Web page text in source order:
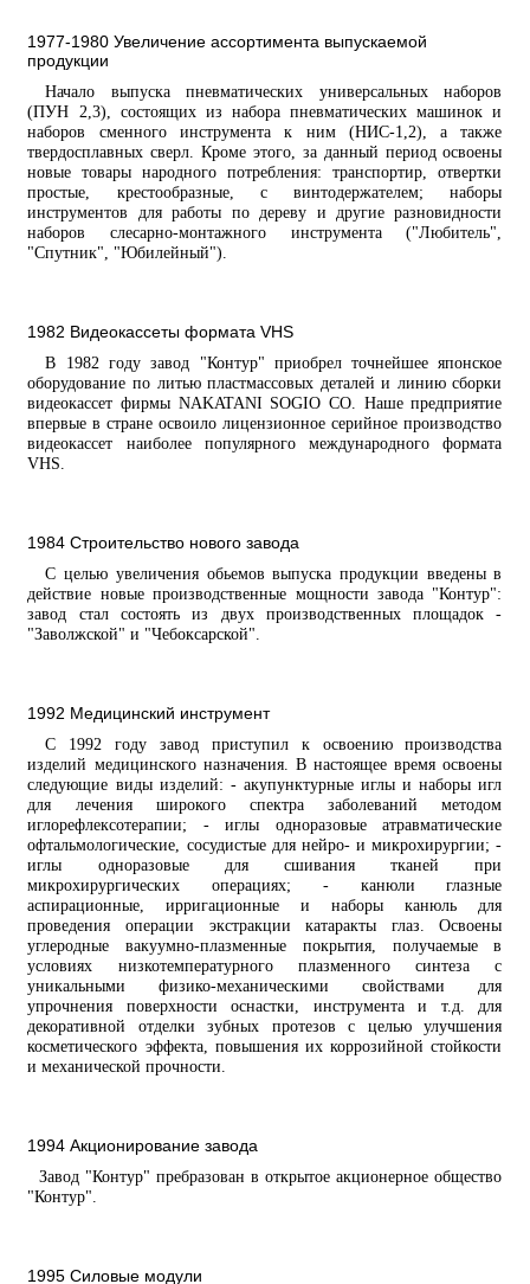
1977-1980 Увеличение ассортимента выпускаемой
продукции
Начало выпуска пневматических универсальных наборов
(ПУН 2,3), состоящих из набора пневматических машинок и
наборов сменного инструмента к ним (НИС-1,2), а также
твердосплавных сверл. Кроме этого, за данный период освоены
новые товары народного потребления: транспортир, отвертки
простые, крестообразные, с винтодержателем; наборы
инструментов для работы по дереву и другие разновидности
наборов слесарно-монтажного инструмента ("Любитель",
"Спутник", "Юбилейный").
1982 Видеокассеты формата VHS
В 1982 году завод "Контур" приобрел точнейшее японское
оборудование по литью пластмассовых деталей и линию сборки
видеокассет фирмы NAKATANI SOGIO CO. Наше предприятие
впервые в стране освоило лицензионное серийное производство
видеокассет наиболее популярного международного формата
VHS.
1984 Строительство нового завода
С целью увеличения обьемов выпуска продукции введены в
действие новые производственные мощности завода "Контур":
завод стал состоять из двух производственных площадок -
"Заволжской" и "Чебоксарской".
1992 Медицинский инструмент
С 1992 году завод приступил к освоению производства
изделий медицинского назначения. В настоящее время освоены
следующие виды изделий: - акупунктурные иглы и наборы игл
для лечения широкого спектра заболеваний методом
иглорефлексотерапии; - иглы одноразовые атравматические
офтальмологические, сосудистые для нейро- и микрохирургии; -
иглы одноразовые для сшивания тканей при
микрохирургических операциях; - канюли глазные
аспирационные, ирригационные и наборы канюль для
проведения операции экстракции катаракты глаз. Освоены
углеродные вакуумно-плазменные покрытия, получаемые в
условиях низкотемпературного плазменного синтеза с
уникальными физико-механическими свойствами для
упрочнения поверхности оснастки, инструмента и т.д. для
декоративной отделки зубных протезов с целью улучшения
косметического эффекта, повышения их коррозийной стойкости
и механической прочности.
1994 Акционирование завода
Завод "Контур" пребразован в открытое акционерное общество
"Контур".
1995 Силовые модули